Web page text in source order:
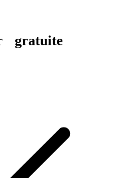
gratuite